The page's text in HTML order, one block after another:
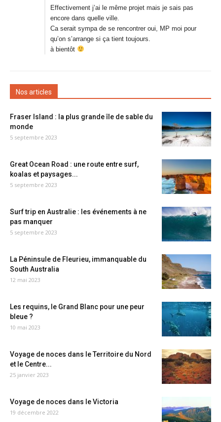
Effectivement j’ai le même projet mais je sais pas
encore dans quelle ville.
Ca serait sympa de se rencontrer oui, MP moi pour
qu’on s’arrange si ça tient toujours.
à bientôt
Nos articles
Fraser Island : la plus grande île de sable du
monde
5 septembre 2023
Great Ocean Road : une route entre surf,
koalas et paysages...
5 septembre 2023
Surf trip en Australie : les événements à ne
pas manquer
5 septembre 2023
La Péninsule de Fleurieu, immanquable du
South Australia
12 mai 2023
Les requins, le Grand Blanc pour une peur
bleue ?
10 mai 2023
Voyage de noces dans le Territoire du Nord
et le Centre...
25 janvier 2023
Voyage de noces dans le Victoria
19 décembre 2022